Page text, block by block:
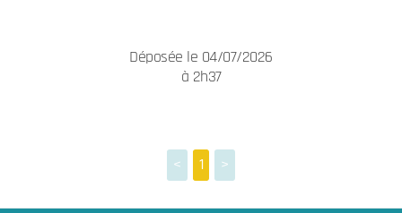
Déposée le 04/07/2026
à 2h37
< 1 >